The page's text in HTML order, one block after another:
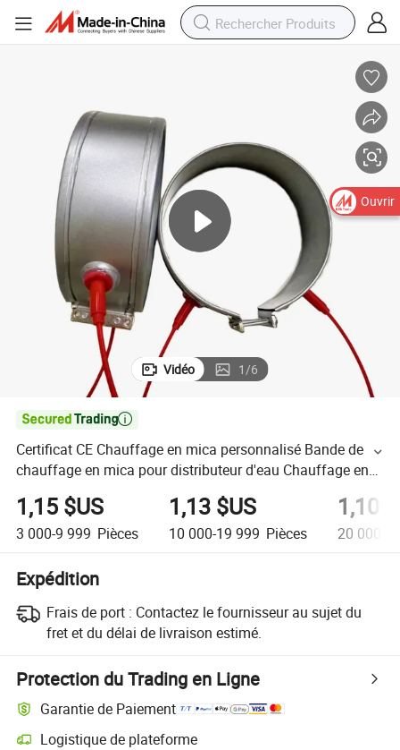
Vidéo 1/6

Certificat CE Chauffage en mica personnalisé Bande de
chauffage en mica pour distributeur d'eau Chauffage en
bande pour extrudeuse
1,15 $US
3 000-9 999 Pièces
1,13 $US
10 000-19 999 Pièces
1,10
20 000+
Expédition
Frais de port : Contactez le fournisseur au sujet du
fret et du délai de livraison estimé.
Protection du Trading en Ligne
Garantie de Paiement
Logistique de plateforme
Ouvrir